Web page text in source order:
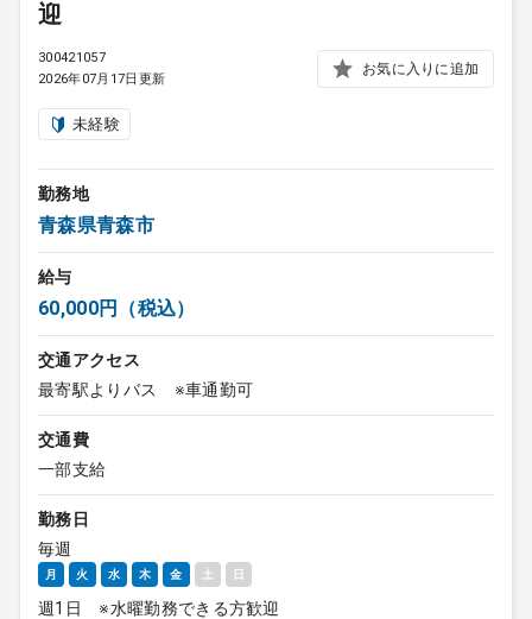
迎
300421057
2026年07月17日更新
お気に入りに追加
未経験
勤務地
青森県青森市
給与
60,000円（税込）
交通アクセス
最寄駅よりバス ※車通勤可
交通費
一部支給
勤務日
毎週
月 火 水 木 金 土 日
週1日 ※水曜勤務できる方歓迎